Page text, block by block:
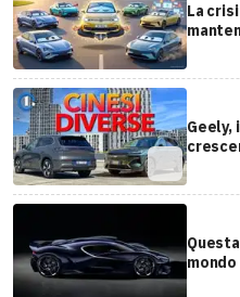
La
Geely,
mondo